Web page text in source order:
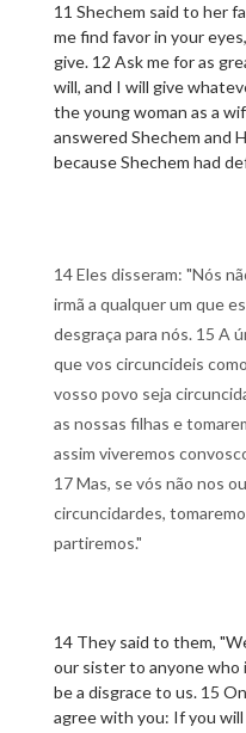
11 Shechem said to her
me find favor in your
give. 12 Ask me for as
will, and I will give
the young woman as a
answered Shechem and
because Shechem had
14 Eles disseram: "Nós
irmã a qualquer um que
desgraça para nós. 15 A
que vos circuncideis
vosso povo seja
as nossas filhas e
assim viveremos
17 Mas, se vós não nos
circuncidardes,
partiremos."
14 They said to them,
our sister to anyone
be a disgrace to us. 15
agree with you: If you